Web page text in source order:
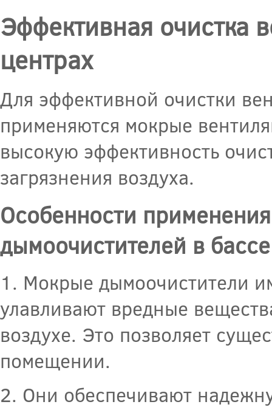
Эффективная очистка
центрах
Для эффективной очистки
применяются мокрые
высокую эффективность
загрязнения воздуха.
Особенности
дымоочистителей в
1. Мокрые дымоочистители
улавливают вредные
воздухе. Это позволяет
помещении.
2. Они обеспечивают